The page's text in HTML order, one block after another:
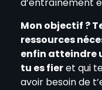
Mon objectif ?
ressources
enfin atteindre
tu es fieret qui
avoir besoin de